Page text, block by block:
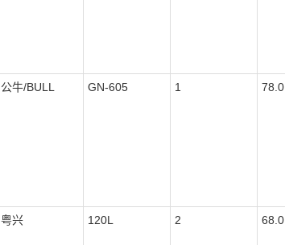
公牛/BULL GN-605 1 78.0
粤兴 120L 2 68.0